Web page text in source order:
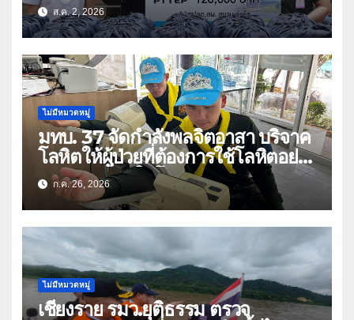
ส.ค. 2, 2026
ไม่มีหมวดหมู่
มทบ. 37 จัดกำลังพลจิตอาสา บริจาค
โลหิตให้ผู้ป่วยที่ต้องการใช้โลหิตอย่าง
เร่งด่วน เนื่องในโอกาสวันเฉลิม
พระชนมพรรษา 74 พรรษา และถวาย
เป็นพระราชกุศลแด่พระบาทสมเด็จ
พระเจ้าอยู่หัว
ก.ค. 26, 2026
ไม่มีหมวดหมู่
เชียงราย รมว.ยุติธรรม ตรวจ